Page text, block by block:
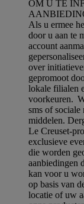
OM U TE
Als u ermee
door u aan te
account
over
gepromoot
lokale filialen
voorkeuren.
sms of sociale
middelen.
Le Creuset-
exclusieve
die worden
aanbiedingen
kan voor u
op basis van
locatie of uw